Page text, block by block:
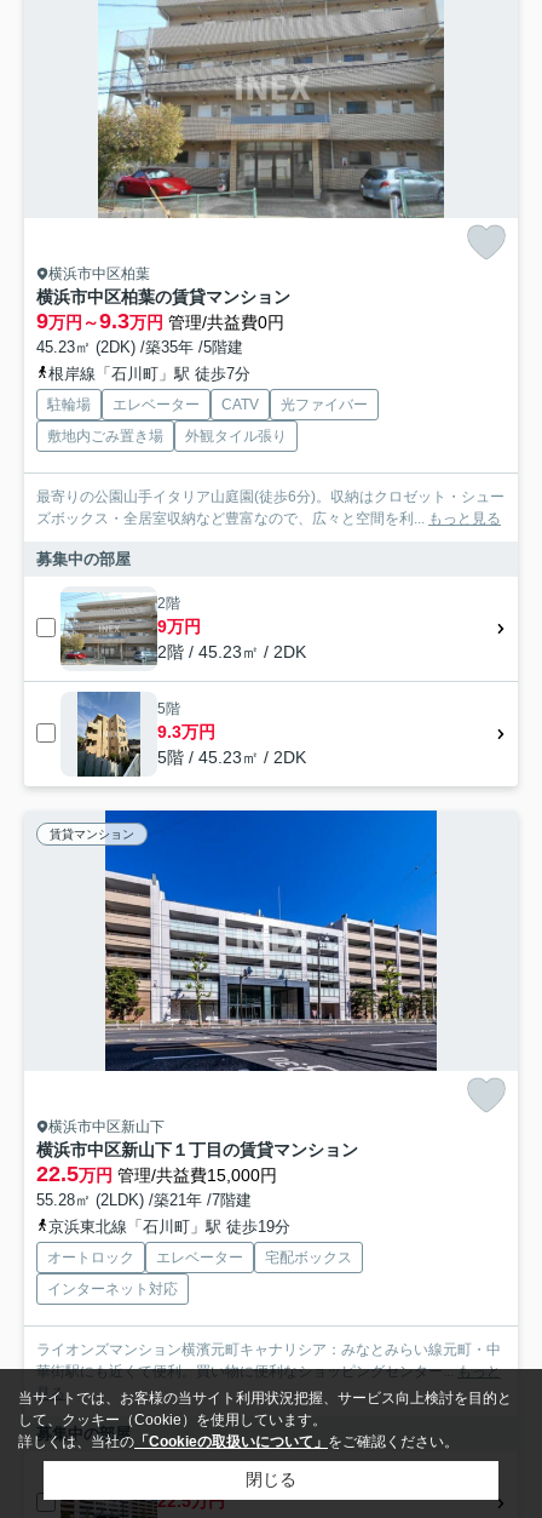
横浜市中区柏葉
横浜市中区柏葉の賃貸マンション
9万円～9.3万円 管理/共益費0円
45.23㎡ (2DK) /築35年 /5階建
根岸線「石川町」駅 徒歩7分
駐輪場 エレベーター CATV
光ファイバー
敷地内ごみ置き場
外観タイル張り
最寄りの公園山手イタリア山庭園(徒歩6分)。収納はクロゼット・シュー
ズボックス・全居室収納など豊富なので、広々と空間を利...
もっと見る
募集中の部屋
2階
9万円
2階 / 45.23㎡ / 2DK
5階
9.3万円
5階 / 45.23㎡ / 2DK
賃貸マンション
横浜市中区新山下
横浜市中区新山下１丁目の賃貸マンション
22.5万円 管理/共益費15,000円
55.28㎡ (2LDK) /築21年 /7階建
京浜東北線「石川町」駅 徒歩19分
オートロック エレベーター
宅配ボックス
インターネット対応
ライオンズマンション横濱元町キャナリシア：みなとみらい線元町・中
華街駅にも近くて便利。買い物に便利なショッピングセンター...もっと
見る
募集中の部屋
22.5万円
当サイトでは、お客様の当サイト利用状況把握、サービス向上検討を目的と
して、クッキー（Cookie）を使用しています。
詳しくは、当社の 「Cookieの取扱いについて」 をご確認ください。
閉じる